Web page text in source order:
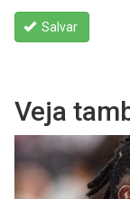
Salvar
Veja